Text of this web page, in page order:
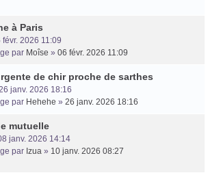
à Paris
févr. 2026 11:09
par Moîse » 06 févr. 2026 11:09
de chir proche de sarthes
janv. 2026 18:16
par Hehehe » 26 janv. 2026 18:16
mutuelle
janv. 2026 14:14
par Izua » 10 janv. 2026 08:27